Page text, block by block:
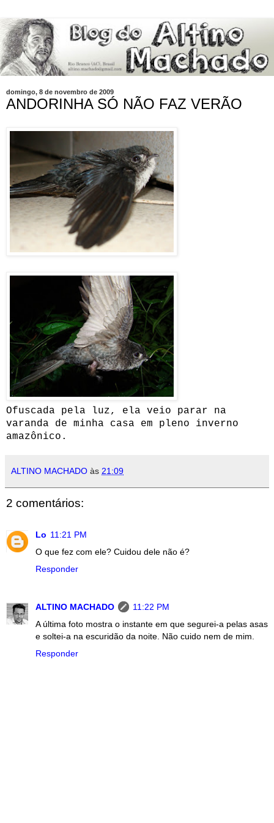
domingo, 8 de novembro de 2009
ANDORINHA SÓ NÃO FAZ VERÃO
Ofuscada pela luz, ela veio parar na
varanda de minha casa em pleno inverno
amazônico.
ALTINO MACHADO às 21:09
2 comentários:
Lo 11:21 PM
O que fez com ele? Cuidou dele não é?
Responder
ALTINO MACHADO
11:22 PM
A última foto mostra o instante em que segurei-a pelas asas
e soltei-a na escuridão da noite. Não cuido nem de mim.
Responder